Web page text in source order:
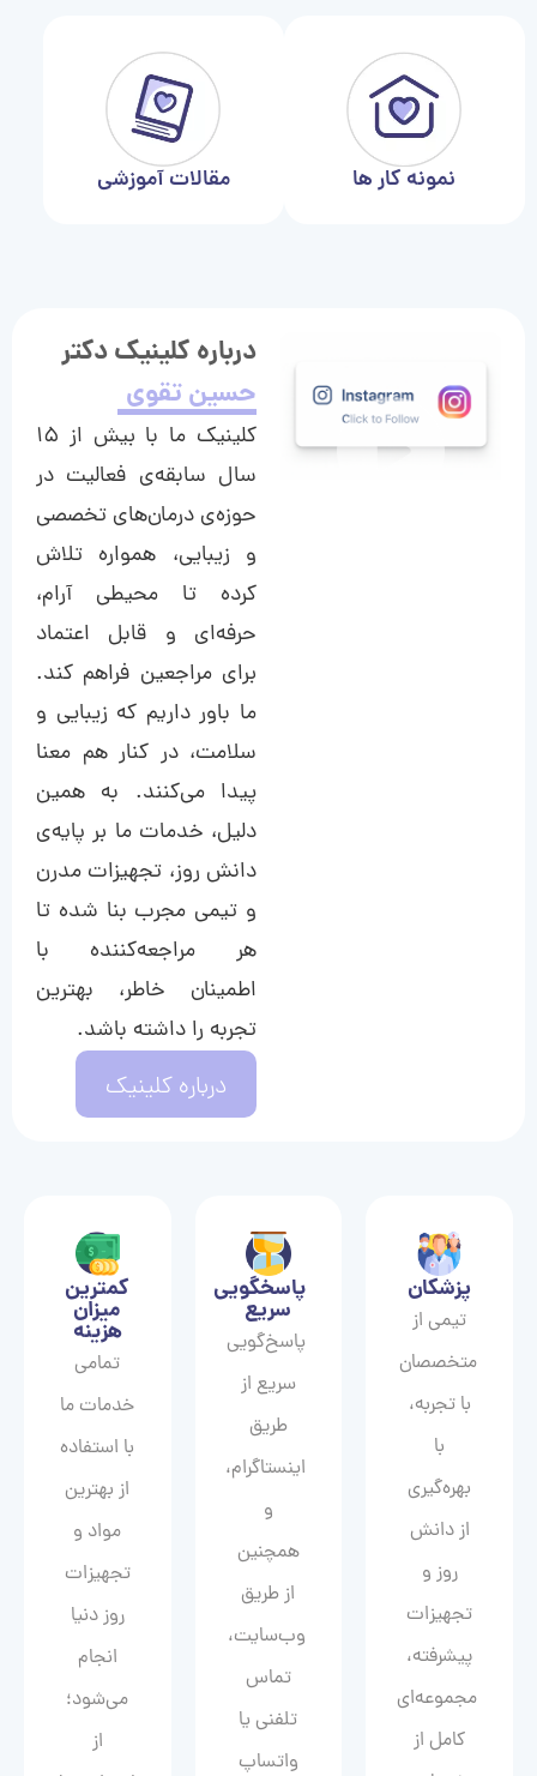
نمونه کار ها مقالات آموزشی
درباره کلینیک دکتر
حسین تقوی
کلینیک ما با بیش از ۱۵
سال سابقه‌ی فعالیت در
حوزه‌ی درمان‌های تخصصی
و زیبایی، همواره تلاش
کرده تا محیطی آرام،
حرفه‌ای و قابل اعتماد
برای مراجعین فراهم کند.
ما باور داریم که زیبایی و
سلامت، در کنار هم معنا
پیدا می‌کنند. به همین
دلیل، خدمات ما بر پایه‌ی
دانش روز، تجهیزات مدرن
و تیمی مجرب بنا شده تا
هر مراجعه‌کننده با
اطمینان خاطر، بهترین
تجربه را داشته باشد.
درباره کلینیک
پزشکان
تیمی از
متخصصان
با تجربه،
با
بهره‌گیری
از دانش
روز و
تجهیزات
پیشرفته،
مجموعه‌ای
کامل از
پاسخگویی
سریع
پاسخ‌گویی
سریع از
طریق
اینستاگرام،
و
همچنین
از طریق
وب‌سایت،
تماس
تلفنی یا
واتساپ
کمترین
میزان
هزینه
تمامی
خدمات ما
با استفاده
از بهترین
مواد و
تجهیزات
روز دنیا
انجام
می‌شود؛
از